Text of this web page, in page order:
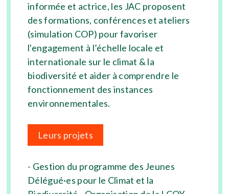
informée et actrice, les JAC proposent
des formations, conférences et ateliers
(simulation COP) pour favoriser
l'engagement à l’échelle locale et
internationale sur le climat & la
biodiversité et aider à comprendre le
fonctionnement des instances
environnementales.
Leurs projets
- Gestion du programme des Jeunes
Délégué·es pour le Climat et la